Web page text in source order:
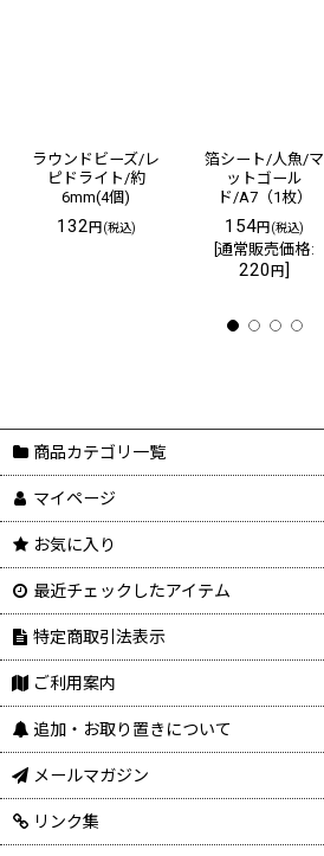
ラウンドビーズ/レ
ピドライト/約
6mm(4個)
132円(税込)
箔シート/人魚/マ
ットゴール
ド/A7（1枚）
154円(税込)
[通常販売価格:
220円]
商品カテゴリ一覧
マイページ
お気に入り
最近チェックしたアイテム
特定商取引法表示
ご利用案内
追加・お取り置きについて
メールマガジン
リンク集